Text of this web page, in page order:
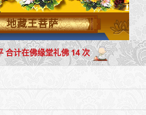
地藏王菩萨
合计在佛缘堂礼佛 14 次